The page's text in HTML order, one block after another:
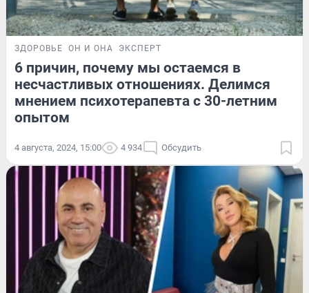
ЗДОРОВЬЕ ОН И ОНА ЭКСПЕРТ
6 причин, почему мы остаемся в
несчастливых отношениях. Делимся
мнением психотерапевта с 30-летним
опытом
4 августа, 2024, 15:00 4 934 Обсудить